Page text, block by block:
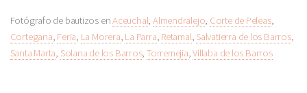
Fotógrafo de bautizos enAceuchal, Almendralejo, Corte de Peleas,
Cortegana, Feria, La Morera, La Parra, Retamal, Salvatierra de los Barros,
Santa Marta, Solana de los Barros, Torremejia,Villaba de los Barros